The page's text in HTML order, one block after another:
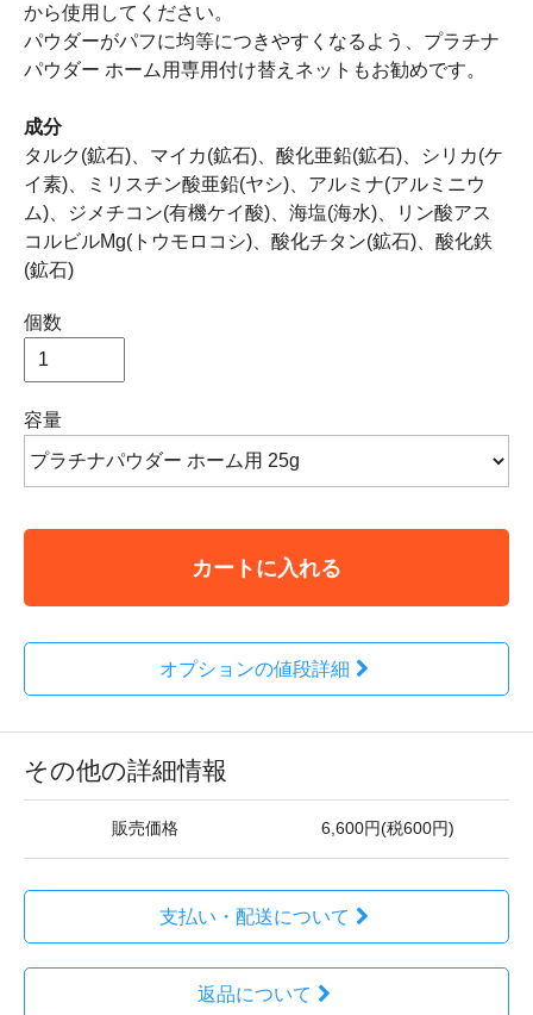
から使用してください。
パウダーがパフに均等につきやすくなるよう、プラチナ
パウダー ホーム用専用付け替えネットもお勧めです。
成分
タルク(鉱石)、マイカ(鉱石)、酸化亜鉛(鉱石)、シリカ(ケ
イ素)、ミリスチン酸亜鉛(ヤシ)、アルミナ(アルミニウ
ム)、ジメチコン(有機ケイ酸)、海塩(海水)、リン酸アス
コルビルMg(トウモロコシ)、酸化チタン(鉱石)、酸化鉄
(鉱石)
個数
容量
カートに入れる
オプションの値段詳細
その他の詳細情報
販売価格 6,600円(税600円)
支払い・配送について
返品について